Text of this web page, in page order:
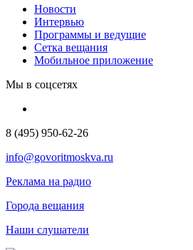
Новости
Интервью
Программы и ведущие
Сетка вещания
Мобильное приложение
Мы в соцсетях
8 (495) 950-62-26
info@govoritmoskva.ru
Реклама на радио
Города вещания
Наши слушатели